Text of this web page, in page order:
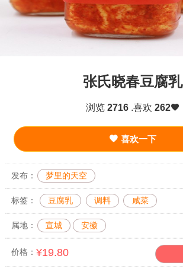
张氏晓春豆腐乳
浏览 2716.喜欢 262
喜欢一下
发布： 梦里的天空
标签： 豆腐乳 调料 咸菜
属地： 宣城 安徽
价格： ¥19.80